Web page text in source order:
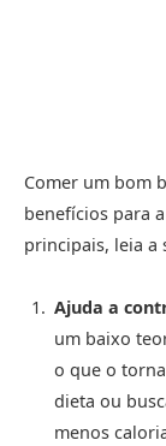
Comer um bom
benefícios para
principais, leia a
Ajuda a
um baixo
o que o
dieta ou
menos